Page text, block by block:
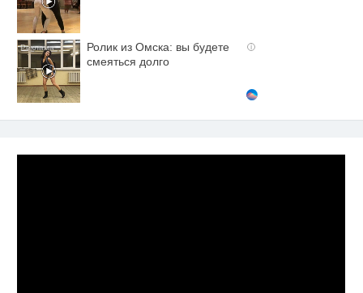
i
Ролик из Омска: вы будете
смеяться долго